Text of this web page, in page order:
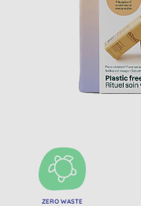
ZERO WASTE